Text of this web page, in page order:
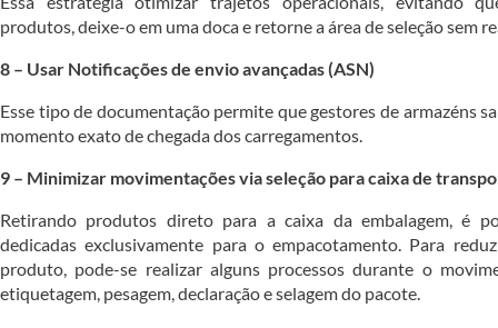
produtos, deixe-o em uma doca e retorne a área de seleção sem
8 – Usar Notificações de envio avançadas (ASN)
Esse tipo de documentação permite que gestores de armazéns
momento exato de chegada dos carregamentos.
9 – Minimizar movimentações via seleção para caixa de
Retirando produtos direto para a caixa da embalagem, é
dedicadas exclusivamente para o empacotamento. Para
produto, pode-se realizar alguns processos durante o
etiquetagem, pesagem, declaração e selagem do pacote.